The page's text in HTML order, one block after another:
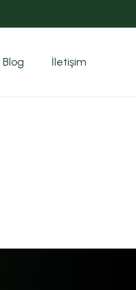
Blog İletişim